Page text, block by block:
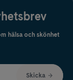
hälsa och skönhet
Skicka